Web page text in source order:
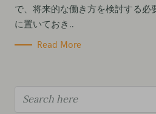
で、将来的な働き方を検討する必
に置いておき..
Read More